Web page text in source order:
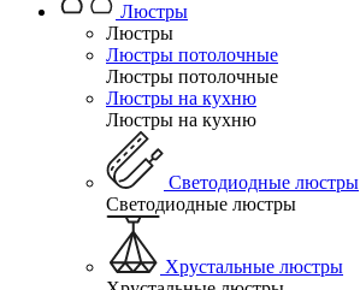
Люстры
Люстры
Люстры потолочные
Люстры потолочные
Люстры на кухню
Люстры на кухню
Светодиодные люстры
Светодиодные люстры
Хрустальные люстры